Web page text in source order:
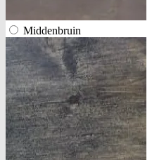
Middenbruin